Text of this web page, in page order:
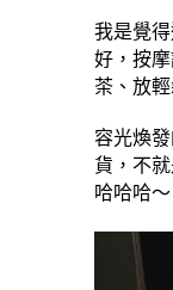
我是覺
好，按
茶、放
容光煥發
貨，不
哈哈哈～